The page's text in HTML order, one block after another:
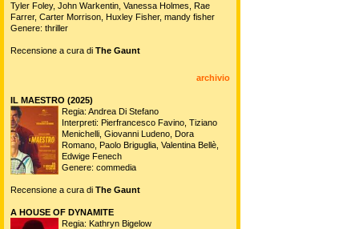
Tyler Foley, John Warkentin, Vanessa Holmes, Rae
Farrer, Carter Morrison, Huxley Fisher, mandy fisher
Genere: thriller
Recensione a cura di The Gaunt
archivio
IL MAESTRO (2025)
Regia: Andrea Di Stefano
Interpreti: Pierfrancesco Favino, Tiziano
Menichelli, Giovanni Ludeno, Dora
Romano, Paolo Briguglia, Valentina Bellè,
Edwige Fenech
Genere: commedia
Recensione a cura di The Gaunt
A HOUSE OF DYNAMITE
Regia: Kathryn Bigelow